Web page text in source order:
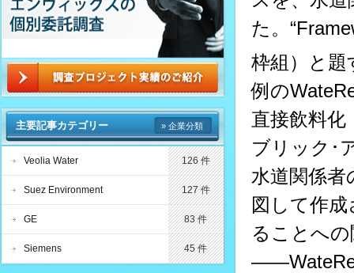
た。“
枠組）と
例の
直接飲料化
ブリック･
水道関係
図して作
ることへ
主要記事カテゴリー » 企業分類
Veolia Water 126 件
Suez Environment 127 件
GE 83 件
Siemens 45 件